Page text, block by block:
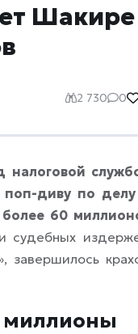
Шакире
2 730 0
поп-диву по
более 60
судебных
завершилось
миллионы